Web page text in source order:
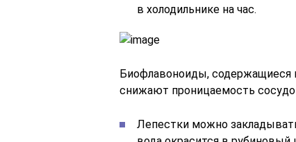
в холодильнике на час.
Биофлавоноиды, содержащиеся
снижают проницаемость
Лепестки можно